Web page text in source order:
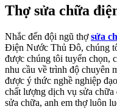
Thợ sửa chữa
Nhắc đến đội ngũ thợsửa
Điện Nước Thủ Đô, chúng
được chúng tôi tuyển chọn,
nhu cầu về trình độ chuyên
được ý thức nghề nghiệp
chất lượng dịch vụ sửa
sửa chữa, anh em thợ luôn